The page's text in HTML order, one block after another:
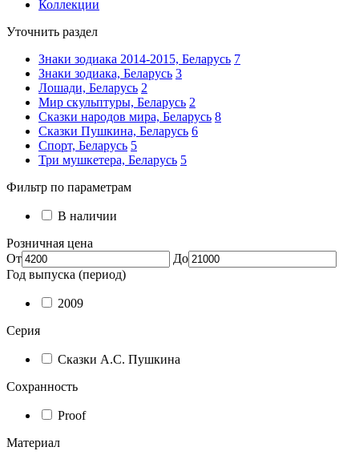
Коллекции
Уточнить раздел
Знаки зодиака 2014-2015, Беларусь 7
Знаки зодиака, Беларусь 3
Лошади, Беларусь 2
Мир скульптуры, Беларусь 2
Сказки народов мира, Беларусь 8
Сказки Пушкина, Беларусь 6
Спорт, Беларусь 5
Три мушкетера, Беларусь 5
Фильтр по параметрам
В наличии
Розничная цена
От
До
Год выпуска (период)
2009
Серия
Сказки А.С. Пушкина
Сохранность
Proof
Материал